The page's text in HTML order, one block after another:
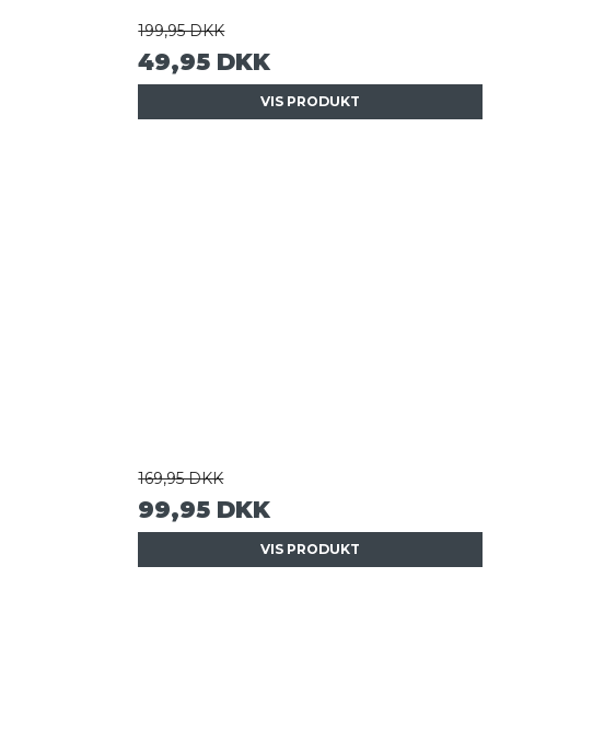
199,95 DKK
49,95 DKK
VIS PRODUKT
169,95 DKK
99,95 DKK
VIS PRODUKT